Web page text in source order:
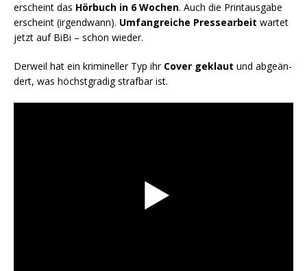
erscheint das Hör­buch in 6 Wochen. Auch die Print­aus­ga­be
erscheint (irgend­wann). Umfang­rei­che Pres­se­ar­beit war­tet
jetzt auf BiBi – schon wieder.
Der­weil hat ein kri­mi­nel­ler Typ ihr Cover geklaut und abge­än­
dert, was höchst­gra­dig straf­bar ist.